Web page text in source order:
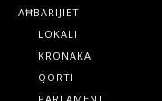
AĦBARIJIET
LOKALI
KRONAKA
QORTI